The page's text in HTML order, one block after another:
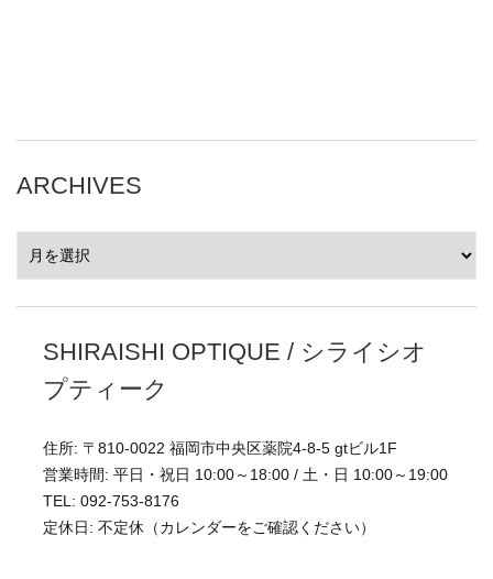
ARCHIVES
SHIRAISHI OPTIQUE / シライシオ
プティーク
住所: 〒810-0022 福岡市中央区薬院4-8-5 gtビル1F
営業時間: 平日・祝日 10:00～18:00 / 土・日 10:00～19:00
TEL: 092-753-8176
定休日: 不定休（カレンダーをご確認ください）